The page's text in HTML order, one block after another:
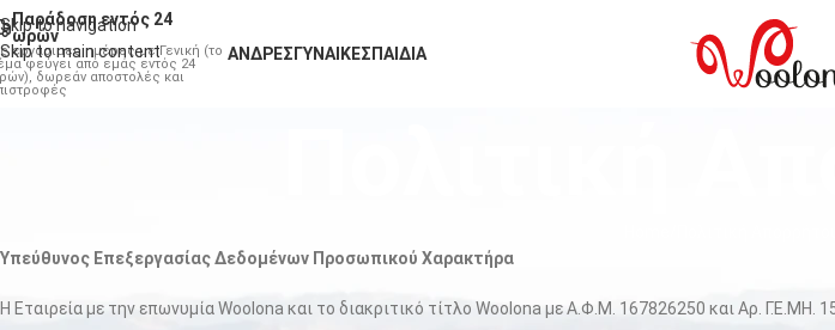
Skip to navigation
Skip to main content
Παράδοση εντός 24
ωρών
εργάσιμες ημέρες με Γενική (το
φεύγει από εμάς εντός 24
δωρεάν αποστολές και
ΆΝΔΡΕΣ ΓΥΝΑΊΚΕΣ ΠΑΙΔΙΆ
Υπεύθυνος Επεξεργασίας Δεδομένων Προσωπικού Χαρακτήρα
Η Εταιρεία με την επωνυμία Woolona και το διακριτικό τίτλο Woolona με Α.Φ.Μ. 167826250 και Αρ. Γ.Ε.ΜΗ.